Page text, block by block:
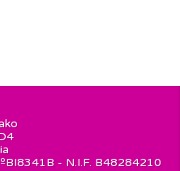
- N.I.F. B48284210